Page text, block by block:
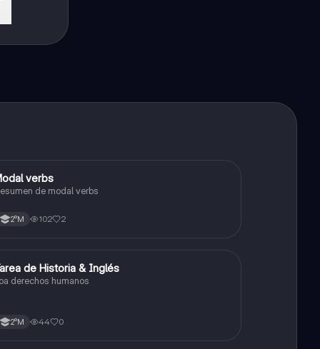
Inglésverbs
de modal verbs
2°M 102 2
Inglésde Historia & Inglés
derechos humanos
2°M 44 0